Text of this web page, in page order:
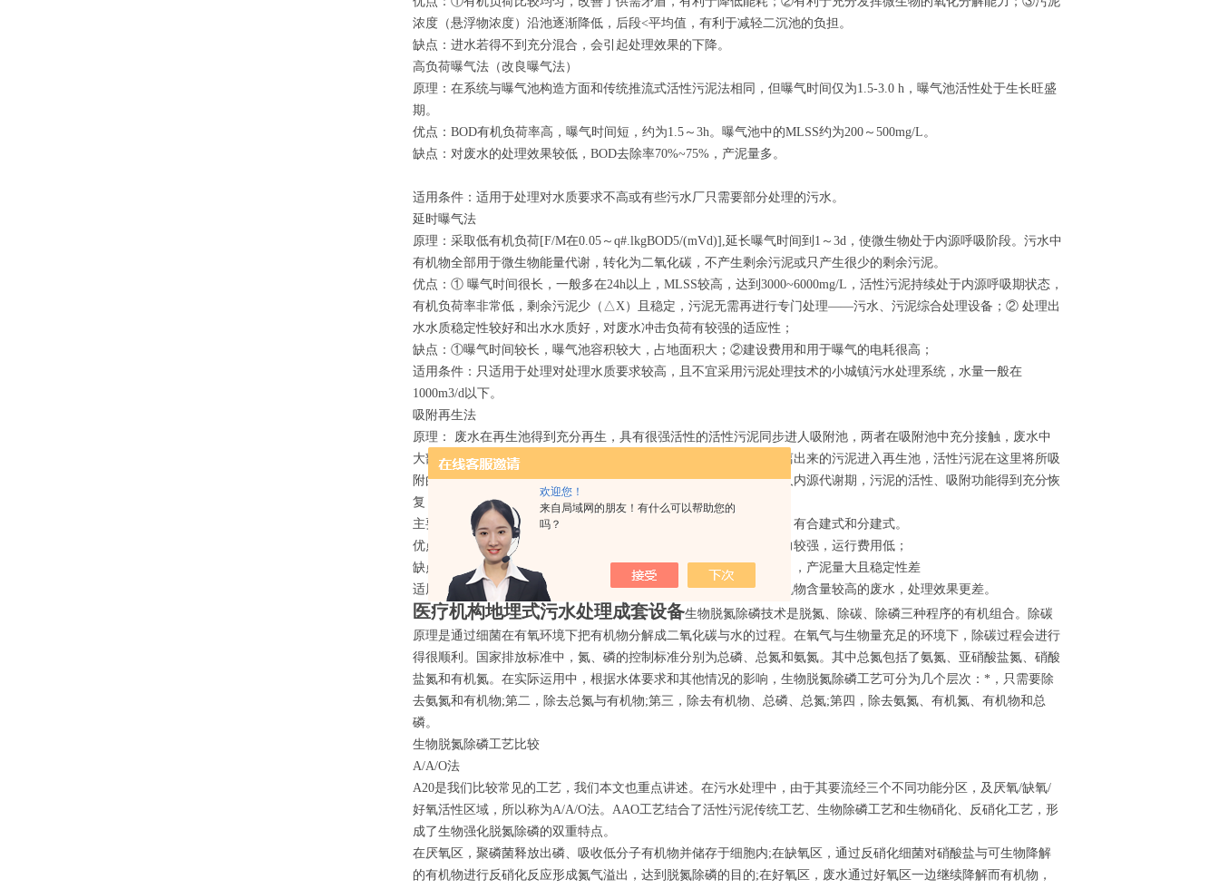
欢迎您！
来自局域网的朋友！有什么可以帮助您的
吗？
浓度（悬浮物浓度）沿池逐渐降低，后段<平均值，有利于减轻二沉池的负担。
缺点：进水若得不到充分混合，会引起处理效果的下降。
高负荷曝气法（改良曝气法）
原理：在系统与曝气池构造方面和传统推流式活性污泥法相同，但曝气时间仅为1.5-3.0 h，曝气池活性处于生长旺盛
期。
优点：BOD有机负荷率高，曝气时间短，约为1.5～3h。曝气池中的MLSS约为200～500mg/L。
缺点：对废水的处理效果较低，BOD去除率70%~75%，产泥量多。
适用条件：适用于处理对水质要求不高或有些污水厂只需要部分处理的污水。
延时曝气法
原理：采取低有机负荷[F/M在0.05～q#.lkgBOD5/(mVd)],延长曝气时间到1～3d，使微生物处于内源呼吸阶段。污水中
有机物全部用于微生物能量代谢，转化为二氧化碳，不产生剩余污泥或只产生很少的剩余污泥。
优点：① 曝气时间很长，一般多在24h以上，MLSS较高，达到3000~6000mg/L，活性污泥持续处于内源呼吸期状态，
有机负荷率非常低，剩余污泥少（△X）且稳定，污泥无需再进行专门处理——污水、污泥综合处理设备；② 处理出
水水质稳定性较好和出水水质好，对废水冲击负荷有较强的适应性；
缺点：①曝气时间较长，曝气池容积较大，占地面积大；②建设费用和用于曝气的电耗很高；
适用条件：只适用于处理对处理水质要求较高，且不宜采用污泥处理技术的小城镇污水处理系统，水量一般在
1000m3/d以下。
吸附再生法
原理： 废水在再生池得到充分再生，具有很强活性的活性污泥同步进人吸附池，两者在吸附池中充分接触，废水中
大部分有机物被活性污泥所吸附，废水得到净化。由二次沉淀池分离出来的污泥进入再生池，活性污泥在这里将所吸
附的有机物进行代谢活动，使有机物降解，微生物增殖，微生物进人内源代谢期，污泥的活性、吸附功能得到充分恢
复，然后再与废水一同进入吸附池。
主要特点：将吸附、降解两个阶段分别控制在不同的反应器内进行。有合建式和分建式。
优点：占地少，投资省，构造简单，管理维护方便，抗冲击负荷能力较强，运行费用低；
缺点：对废水的处理效果低于传统法，BOD5去除率不高（80~90%），产泥量大且稳定性差
适用条件：适用于悬浮性有机物含量高的大中型污水厂对溶解性有机物含量较高的废水，处理效果更差。
医疗机构地埋式污水处理成套设备生物脱氮除磷技术是脱氮、除碳、除磷三种程序的有机组合。除碳
原理是通过细菌在有氧环境下把有机物分解成二氧化碳与水的过程。在氧气与生物量充足的环境下，除碳过程会进行
得很顺利。国家排放标准中，氮、磷的控制标准分别为总磷、总氮和氨氮。其中总氮包括了氨氮、亚硝酸盐氮、硝酸
盐氮和有机氮。在实际运用中，根据水体要求和其他情况的影响，生物脱氮除磷工艺可分为几个层次：*，只需要除
去氨氮和有机物;第二，除去总氮与有机物;第三，除去有机物、总磷、总氮;第四，除去氨氮、有机氮、有机物和总
磷。
生物脱氮除磷工艺比较
A/A/O法
A20是我们比较常见的工艺，我们本文也重点讲述。在污水处理中，由于其要流经三个不同功能分区，及厌氧/缺氧/
好氧活性区域，所以称为A/A/O法。AAO工艺结合了活性污泥传统工艺、生物除磷工艺和生物硝化、反硝化工艺，形
成了生物强化脱氮除磷的双重特点。
在厌氧区，聚磷菌释放出磷、吸收低分子有机物并储存于细胞内;在缺氧区，通过反硝化细菌对硝酸盐与可生物降解
的有机物进行反硝化反应形成氮气溢出，达到脱氮除磷的目的;在好氧区，废水通过好氧区一边继续降解而有机物，